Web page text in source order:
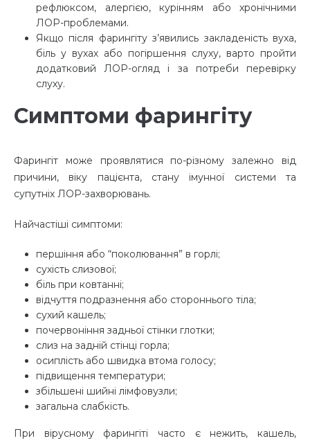
рефлюксом, алергією, курінням або хронічними
ЛОР-проблемами.
Якщо після фарингіту з’явились закладеність вуха,
біль у вухах або погіршення слуху, варто пройти
додатковий ЛОР-огляд і за потреби перевірку
слуху.
Симптоми фарингіту
Фарингіт може проявлятися по-різному залежно від
причини, віку пацієнта, стану імунної системи та
супутніх ЛОР-захворювань.
Найчастіші симптоми:
першіння або “поколювання” в горлі;
сухість слизової;
біль при ковтанні;
відчуття подразнення або стороннього тіла;
сухий кашель;
почервоніння задньої стінки глотки;
слиз на задній стінці горла;
осиплість або швидка втома голосу;
підвищення температури;
збільшені шийні лімфовузли;
загальна слабкість.
При вірусному фарингіті часто є нежить, кашель,